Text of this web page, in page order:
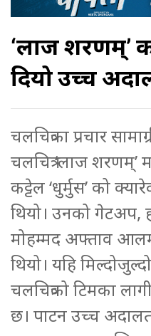
‘लाज शरणम्’
दियो उच्च
चलचित्रका प्रचार
चलचित्र ‘लाज शरणम्’
कट्टेल ‘धुर्मुस’ को
थियो। उनको गेटअप,
मोहम्मद अफ्ताव
थियो। यहि
चलचित्रको टिमका
छ। पाटन उच्च